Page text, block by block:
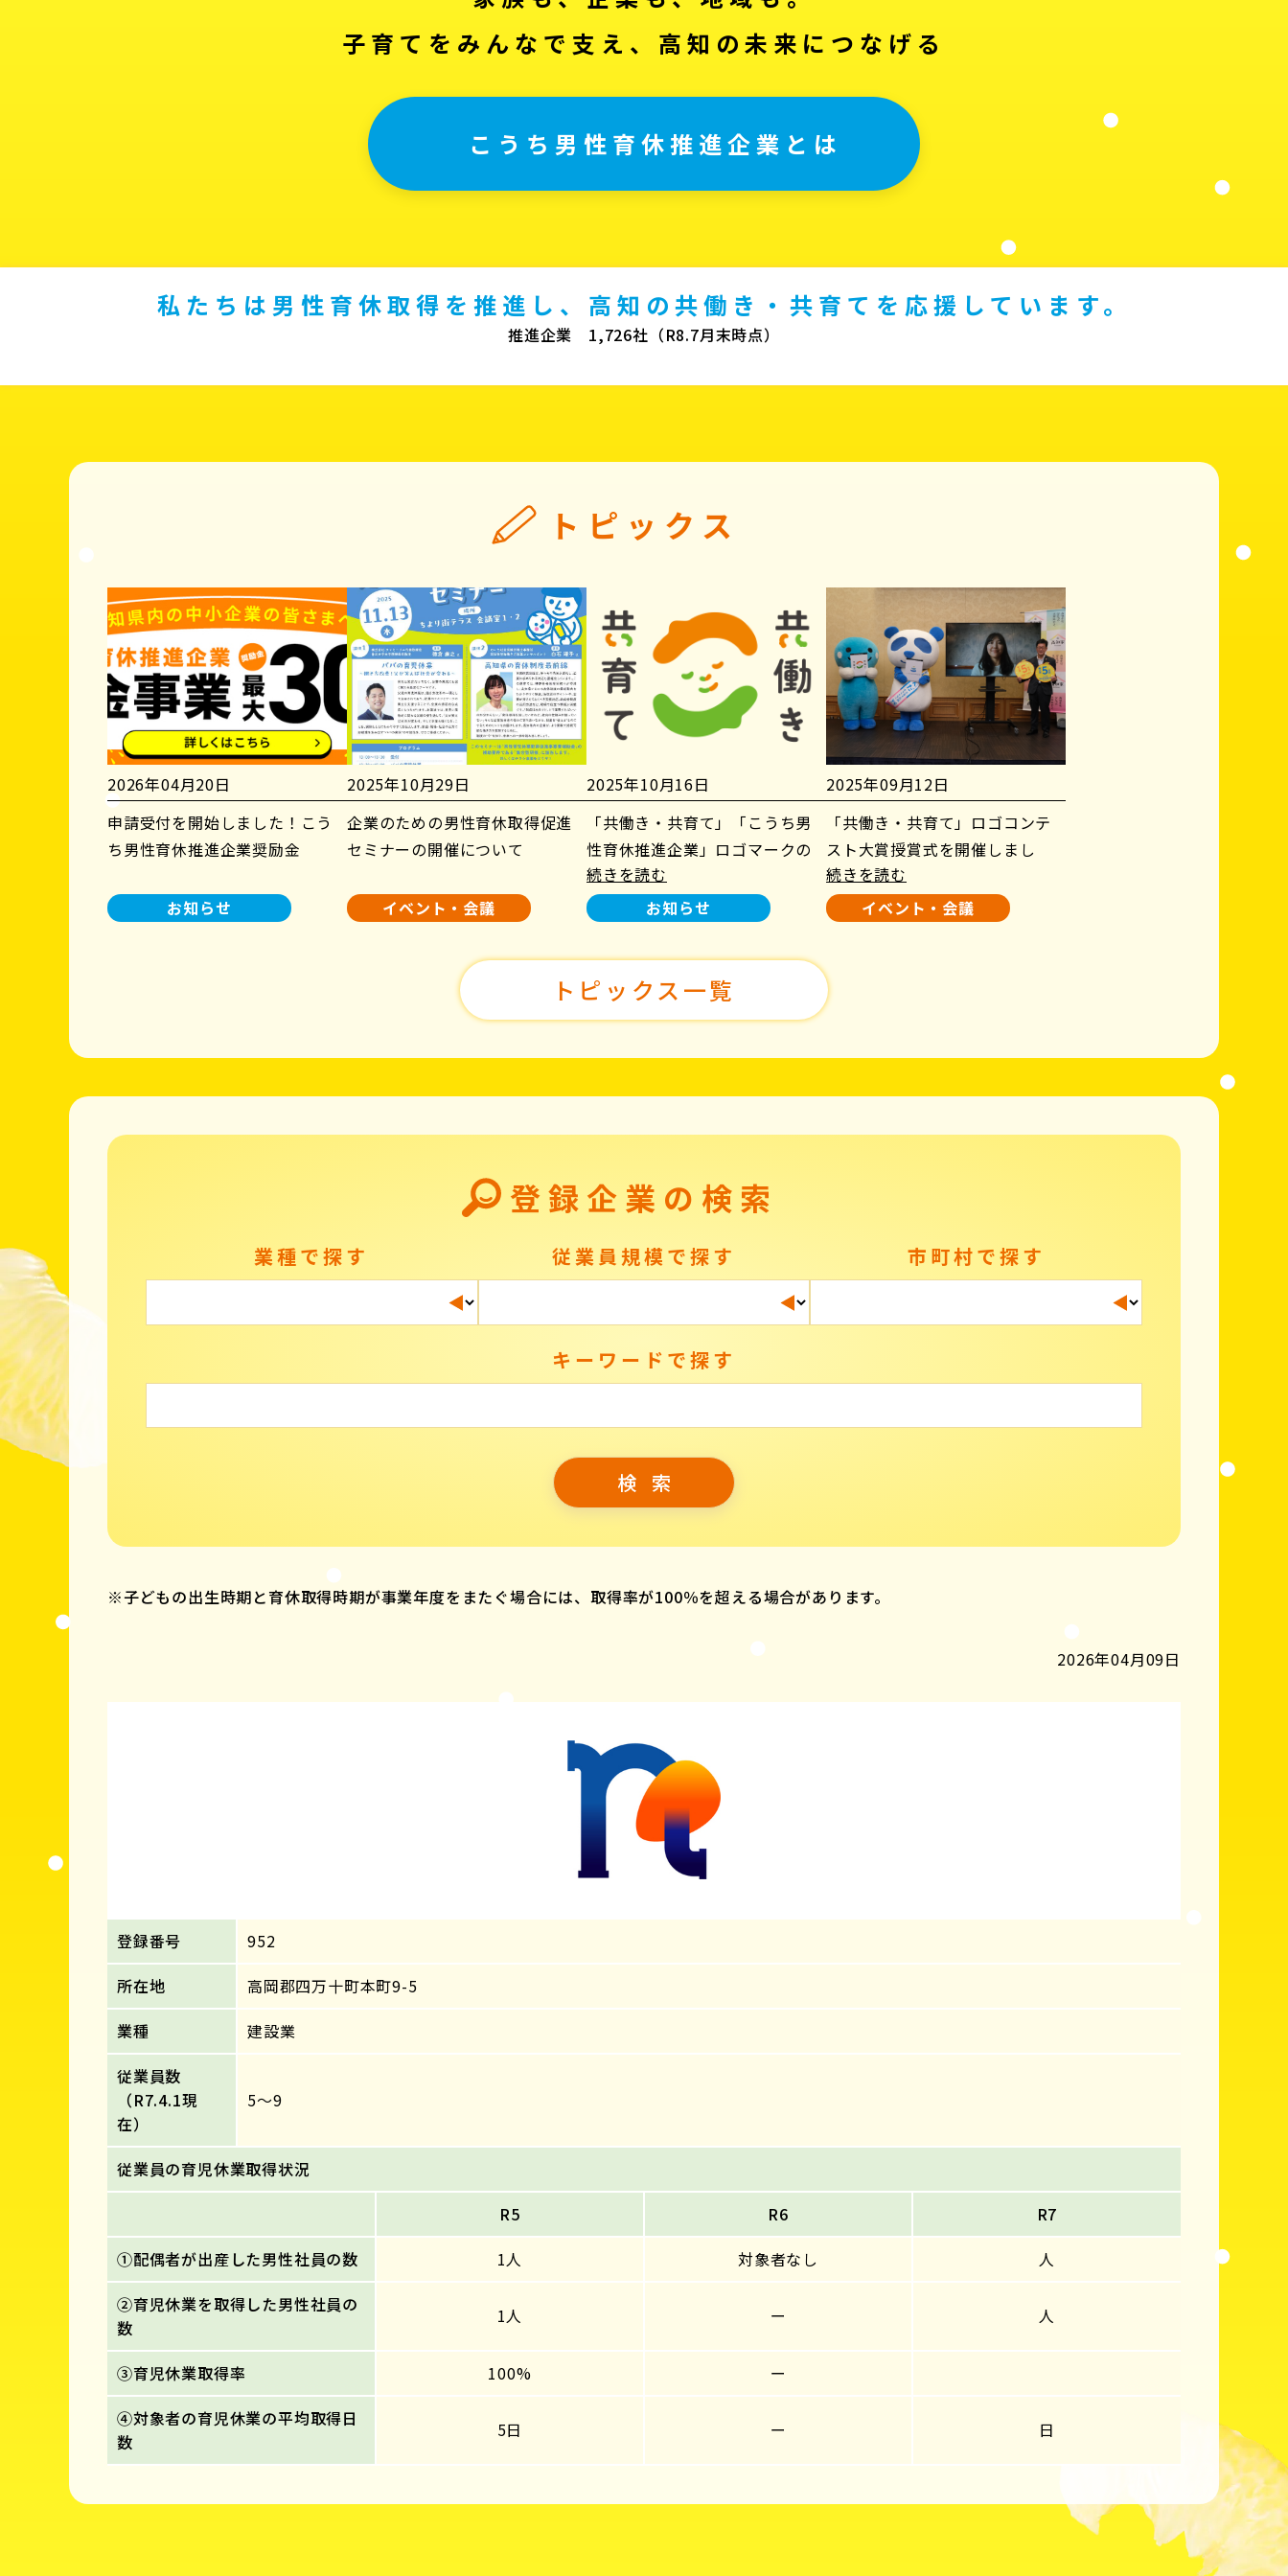
子育てをみんなで支え、高知の未来につなげる
こうち男性育休推進企業とは
私たちは男性育休取得を推進し、高知の共働き・共育てを応援しています。
推進企業 1,726社（R8.7月末時点）
トピックス
2026年04月20日
申請受付を開始しました！こう
ち男性育休推進企業奨励金
お知らせ
2025年10月29日
企業のための男性育休取得促進
セミナーの開催について
イベント・会議
2025年10月16日
「共働き・共育て」「こうち男
性育休推進企業」ロゴマークの
使用について
続きを読む
お知らせ
2025年09月12日
「共働き・共育て」ロゴコンテ
スト大賞授賞式を開催しまし
た！
続きを読む
イベント・会議
トピックス一覧
登録企業の検索
業種で探す 従業員規模で探す 市町村で探す
キーワードで探す
※子どもの出生時期と育休取得時期が事業年度をまたぐ場合には、取得率が100％を超える場合があります。
2026年04月09日
登録番号
952
所在地
高岡郡四万十町本町9-5
業種
建設業
従業員数
（R7.4.1現
在）
5～9
従業員の育児休業取得状況
R5
R6
R7
①配偶者が出産した男性社員の数
1人 対象者なし
人
②育児休業を取得した男性社員の
数
1人 ー 人
③育児休業取得率 100%
ー
④対象者の育児休業の平均取得日
数
5日 ー 日